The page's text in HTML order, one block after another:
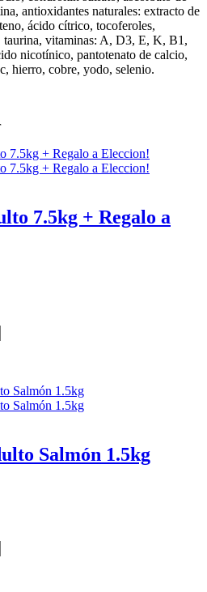
antioxidantes naturales: extracto de
ácido cítrico, tocoferoles,
vitaminas: A, D3, E, K, B1,
nicotínico, pantotenato de calcio,
hierro, cobre, yodo, selenio.
7.5kg + Regalo a
Salmón 1.5kg